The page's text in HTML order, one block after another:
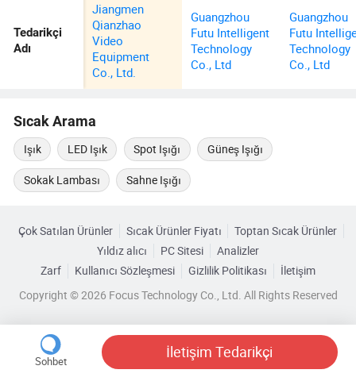
Tedarikçi
Adı
Jiangmen
Qianzhao
Video
Equipment
Co., Ltd.
Guangzhou
Futu Intelligent
Technology
Co., Ltd
Guangzhou
Futu
Technology
Co., Ltd
Sıcak Arama
Işık LED Işık Spot Işığı Güneş Işığı
Sokak Lambası Sahne Işığı
Çok Satılan Ürünler Sıcak Ürünler Fiyatı
Toptan Sıcak Ürünler
Yıldız alıcı
PC Sitesi
Analizler
Zarf
Kullanıcı Sözleşmesi Gizlilik Politikası
İletişim
Copyright © 2026 Focus Technology Co., Ltd. All Rights Reserved
Sohbet
İletişim Tedarikçi